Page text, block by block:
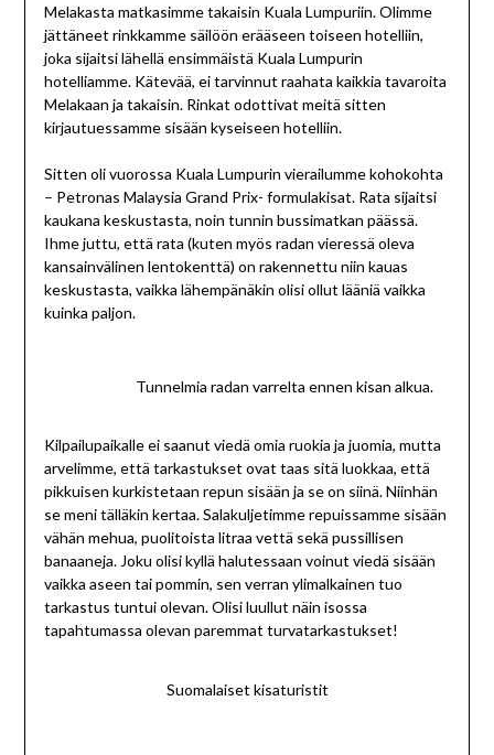
Melakasta matkasimme takaisin Kuala Lumpuriin. Olimme
jättäneet rinkkamme säilöön erääseen toiseen hotelliin,
joka sijaitsi lähellä ensimmäistä Kuala Lumpurin
hotelliamme. Kätevää, ei tarvinnut raahata kaikkia tavaroita
Melakaan ja takaisin. Rinkat odottivat meitä sitten
kirjautuessamme sisään kyseiseen hotelliin.
Sitten oli vuorossa Kuala Lumpurin vierailumme kohokohta
– Petronas Malaysia Grand Prix- formulakisat. Rata sijaitsi
kaukana keskustasta, noin tunnin bussimatkan päässä.
Ihme juttu, että rata (kuten myös radan vieressä oleva
kansainvälinen lentokenttä) on rakennettu niin kauas
keskustasta, vaikka lähempänäkin olisi ollut lääniä vaikka
kuinka paljon.
Tunnelmia radan varrelta ennen kisan alkua.
Kilpailupaikalle ei saanut viedä omia ruokia ja juomia, mutta
arvelimme, että tarkastukset ovat taas sitä luokkaa, että
pikkuisen kurkistetaan repun sisään ja se on siinä. Niinhän
se meni tälläkin kertaa. Salakuljetimme repuissamme sisään
vähän mehua, puolitoista litraa vettä sekä pussillisen
banaaneja. Joku olisi kyllä halutessaan voinut viedä sisään
vaikka aseen tai pommin, sen verran ylimalkainen tuo
tarkastus tuntui olevan. Olisi luullut näin isossa
tapahtumassa olevan paremmat turvatarkastukset!
Suomalaiset kisaturistit